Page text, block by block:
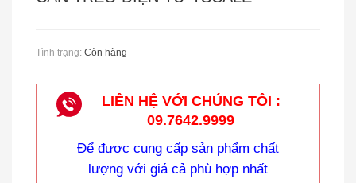
Tình trạng: Còn hàng
LIÊN HỆ VỚI CHÚNG TÔI :
09.7642.9999
Để được cung cấp sản phẩm chất
lượng với giá cả phù hợp nhất